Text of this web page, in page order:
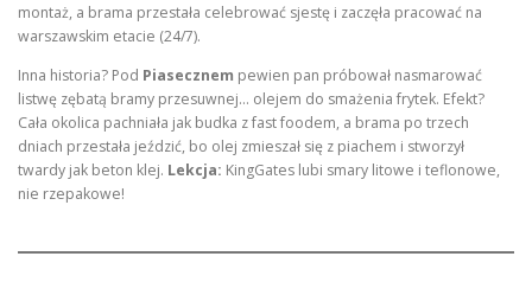
montaż, a brama przestała celebrować sjestę i zaczęła pracować na
warszawskim etacie (24/7).
Inna historia? Pod Piasecznem pewien pan próbował nasmarować
listwę zębatą bramy przesuwnej… olejem do smażenia frytek. Efekt?
Cała okolica pachniała jak budka z fast foodem, a brama po trzech
dniach przestała jeździć, bo olej zmieszał się z piachem i stworzył
twardy jak beton klej. Lekcja: KingGates lubi smary litowe i teflonowe,
nie rzepakowe!